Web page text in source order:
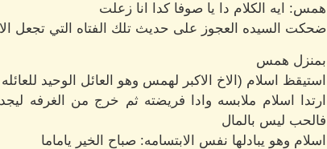
همس: ايه الكلام دا يا صوفا كدا انا زعلت
ضحكت السيده العجوز على حديث تلك الفتاه التي تجعل
بمنزل همس
استيقظ اسلام (الاخ الاكبر لهمس وهو العائل الوحيد
ارتدا اسلام ملابسه وادا فريضته ثم خرج من الغرفه
فالحب ليس بالمال
اسلام وهو يبادلها نفس الابتسامه: صباح الخير ياماما